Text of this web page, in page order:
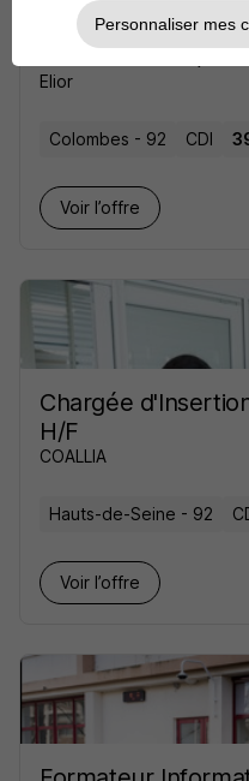
Chef Gérant H/F
Elior
Colombes - 92 CDI
Voir l’offre
Chargée
H/F
COALLIA
Hauts-de-Seine - 92
Voir l’offre
Personnaliser mes